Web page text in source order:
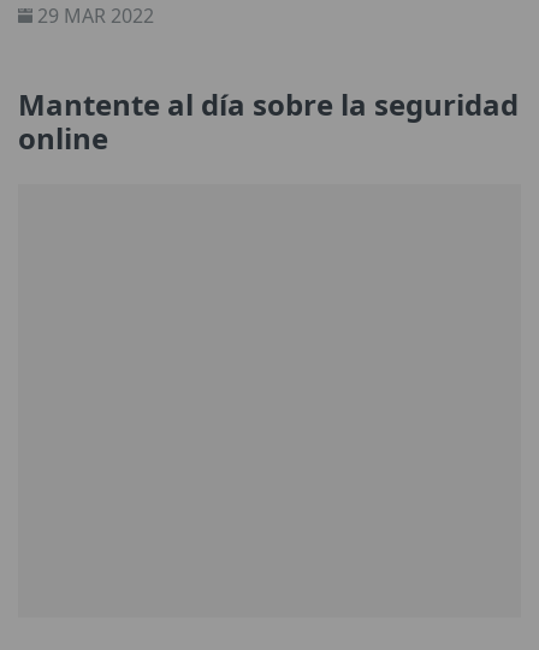
29 MAR 2022
Mantente al día sobre la seguridad
online